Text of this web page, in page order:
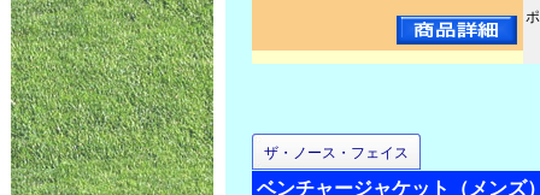
ザ・ノース・フェイス
ベンチャージャケット（メンズ